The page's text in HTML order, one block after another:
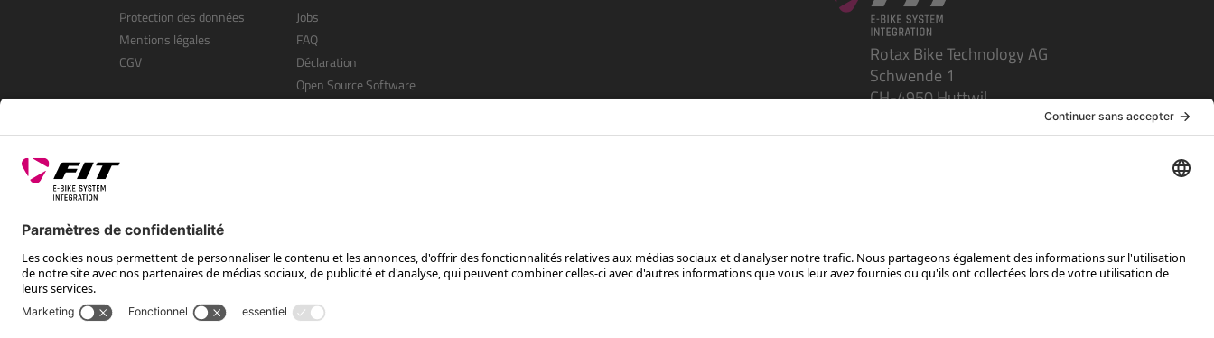
Protection des données
Mentions légales
CGV
Jobs
FAQ
Déclaration
Open Source Software
Rotax Bike Technology AG
Schwende 1
CH-4950 Huttwil
SUIS-NOUS SUR